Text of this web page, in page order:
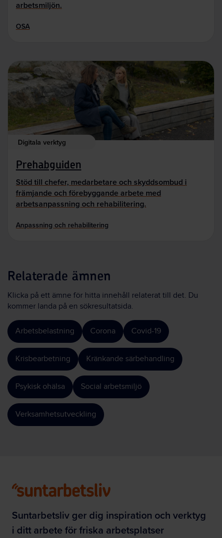
arbetsmiljön.
OSA
Digitala verktyg
Prehabguiden
Stöd till chefer, medarbetare och skyddsombud i
främjande och förebyggande arbete med
arbetsanpassning och rehabilitering.
Anpassning och rehabilitering
Relaterade ämnen
Klicka på ett ämne för hitta innehåll relaterat till det. Du
kommer landa på en sökresultatsida.
Arbetsbelastning Corona Covid-19
Krisbearbetning Kränkande särbehandling
Psykisk ohälsa Social arbetsmiljö
Verksamhetsutveckling
Suntarbetsliv ger dig inspiration och verktyg
i ditt arbete för friska arbetsplatser